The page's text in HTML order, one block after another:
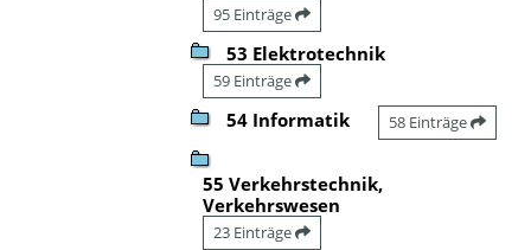
95 Einträge
53 Elektrotechnik
59 Einträge
54 Informatik 58 Einträge
55 Verkehrstechnik,
Verkehrswesen
23 Einträge